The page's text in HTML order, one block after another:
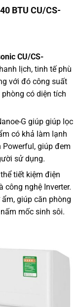
BTU CU/CS-
CU/CS-
lịch, tinh tế phù
với đó công suất
có diện tích
G giúp giúp lọc
có khả làm lạnh
giúp đem
sử dụng.
tiết kiệm điện
công nghệ Inverter.
giúp căn phòng
mốc sinh sôi.